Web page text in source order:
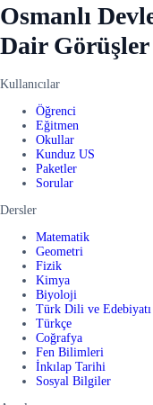
Osmanlı
Dair Görüşler
Kullanıcılar
Öğrenci
Eğitmen
Okullar
Kunduz US
Paketler
Sorular
Dersler
Matematik
Geometri
Fizik
Kimya
Biyoloji
Türk Dili ve Edebiyatı
Türkçe
Coğrafya
Fen Bilimleri
İnkılap Tarihi
Sosyal Bilgiler